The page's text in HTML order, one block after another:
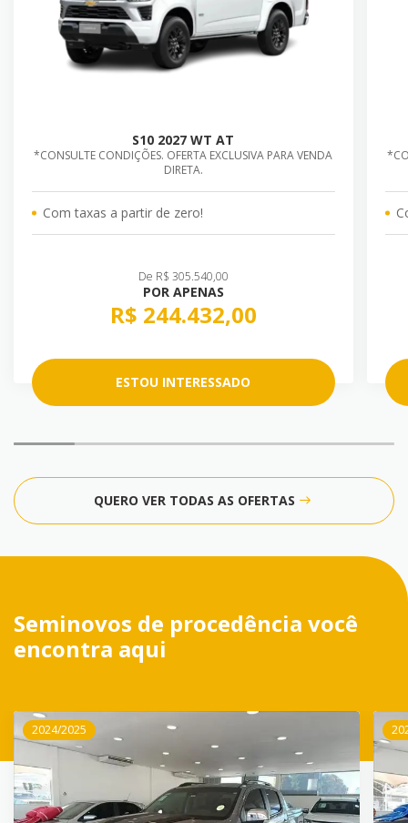
S10 2027 WT AT
*CONSULTE CONDIÇÕES. OFERTA EXCLUSIVA PARA VENDA
DIRETA.
Com taxas a partir de zero!
De R$ 305.540,00
POR APENAS
R$ 244.432,00
ESTOU INTERESSADO
QUERO VER TODAS AS OFERTAS
Seminovos de procedência você
encontra aqui
2024/2025